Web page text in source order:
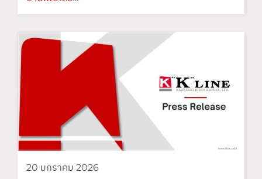
20 มกราคม 2026